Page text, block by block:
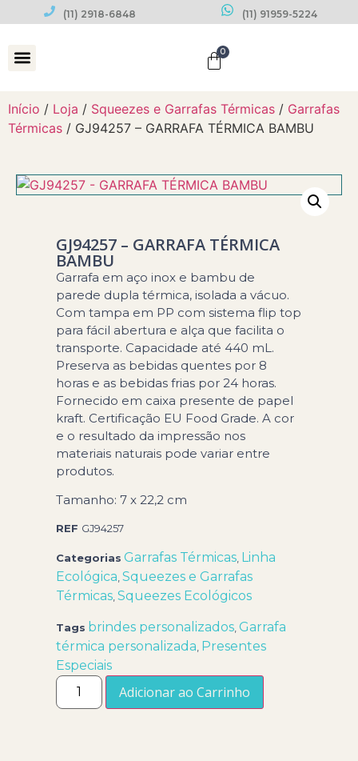
(11) 2918-6848 (11) 91959-5224
0
Início / Loja / Squeezes e Garrafas Térmicas / Garrafas
Térmicas / GJ94257 – GARRAFA TÉRMICA BAMBU
GJ94257 – GARRAFA TÉRMICA
BAMBU
Garrafa em aço inox e bambu de
parede dupla térmica, isolada a vácuo.
Com tampa em PP com sistema flip top
para fácil abertura e alça que facilita o
transporte. Capacidade até 440 mL.
Preserva as bebidas quentes por 8
horas e as bebidas frias por 24 horas.
Fornecido em caixa presente de papel
kraft. Certificação EU Food Grade. A cor
e o resultado da impressão nos
materiais naturais pode variar entre
produtos.
Tamanho: 7 x 22,2 cm
REF GJ94257
Categorias Garrafas Térmicas Linha
Ecológica ,Squeezes e Garrafas
Térmicas ,Squeezes Ecológicos
Tags brindes personalizados ,Garrafa
térmica personalizada Presentes
Especiais
Adicionar ao Carrinho